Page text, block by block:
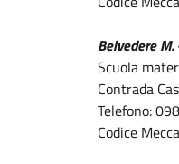
Belvedere
Scuola
Contrada
Telefono:
Codice